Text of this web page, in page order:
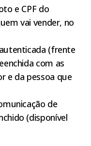
e CPF do
vai vender, no
(frente
com as
e da pessoa que
de
(disponível